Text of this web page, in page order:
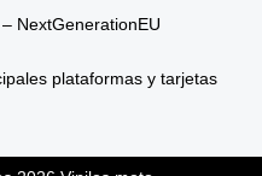
NextGenerationEU
plataformas y tarjetas